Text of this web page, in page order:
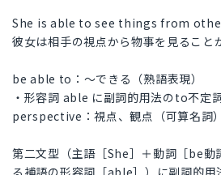
She is able to see things from
彼女は相手の視点から物事を見ること
be able to：～できる（熟語表現）
・形容詞 able に副詞的用法のto不定
perspective：視点、観点（可算名詞）
第二文型（主語［She］＋動詞［be動